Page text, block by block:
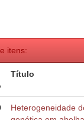
itens:
Título
Heterogeneidade